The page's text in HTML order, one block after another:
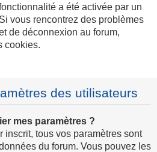
a été activée par un
vous rencontrez des problèmes
de déconnexion au forum,
cookies.
des utilisateurs
mes paramètres ?
inscrit, tous vos paramètres sont
du forum. Vous pouvez les